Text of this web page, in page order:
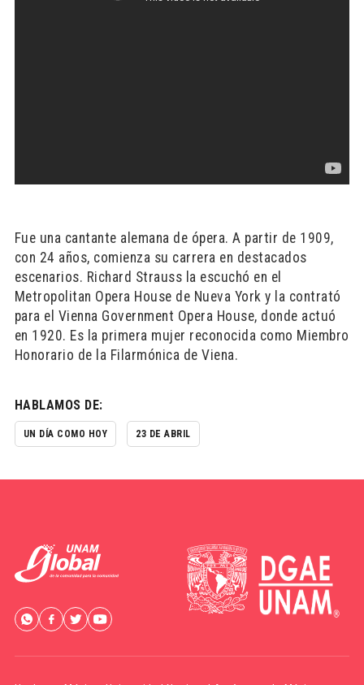
Fue una cantante alemana de ópera. A partir de 1909,
con 24 años, comienza su carrera en destacados
escenarios. Richard Strauss la escuchó en el
Metropolitan Opera House de Nueva York y la contrató
para el Vienna Government Opera House, donde actuó
en 1920. Es la primera mujer reconocida como Miembro
Honorario de la Filarmónica de Viena.
HABLAMOS DE:
UN DÍA COMO HOY 23 DE ABRIL